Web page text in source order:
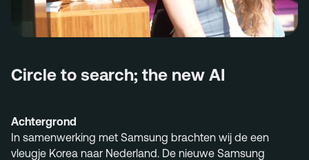
Menu
Work
Insights
Careers
Circle to search; the new AI
Achtergrond
In samenwerking met Samsung brachten wij de een
vleugje Korea naar Nederland. De nieuwe Samsung